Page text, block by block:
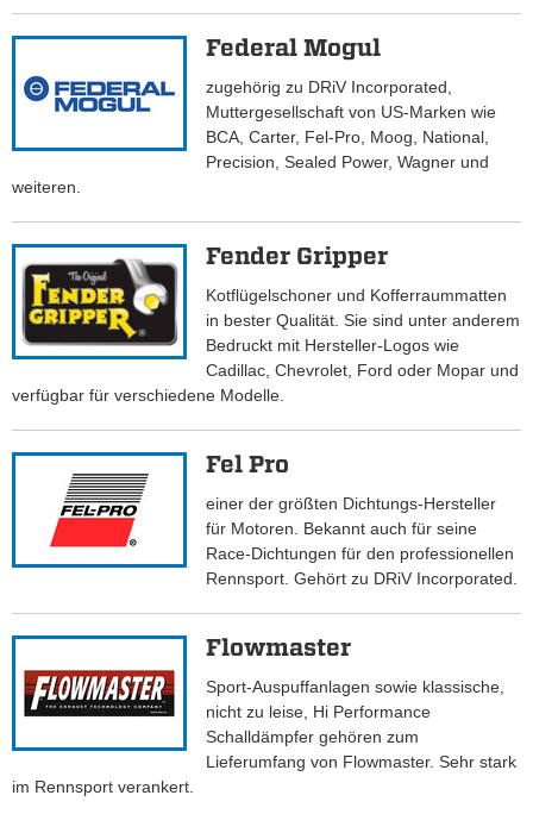
Federal Mogul
zugehörig zu DRiV Incorporated,
Muttergesellschaft von US-Marken wie
BCA, Carter, Fel-Pro, Moog, National,
Precision, Sealed Power, Wagner und
weiteren.
Fender Gripper
Kotflügelschoner und Kofferraummatten
in bester Qualität. Sie sind unter anderem
Bedruckt mit Hersteller-Logos wie
Cadillac, Chevrolet, Ford oder Mopar und
verfügbar für verschiedene Modelle.
Fel Pro
einer der größten Dichtungs-Hersteller
für Motoren. Bekannt auch für seine
Race-Dichtungen für den professionellen
Rennsport. Gehört zu DRiV Incorporated.
Flowmaster
Sport-Auspuffanlagen sowie klassische,
nicht zu leise, Hi Performance
Schalldämpfer gehören zum
Lieferumfang von Flowmaster. Sehr stark
im Rennsport verankert.